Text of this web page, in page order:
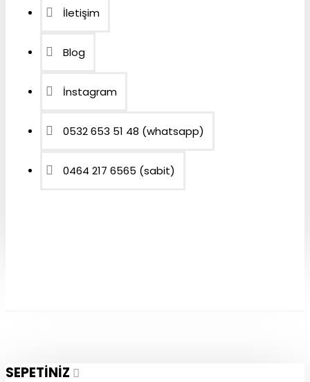
İletişim
Blog
İnstagram
0532 653 51 48 (whatsapp)
0464 217 6565 (sabit)
SEPETINIZ